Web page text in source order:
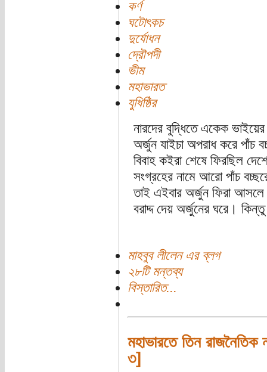
কর্ণ
ঘটোৎকচ
দুর্যোধন
দ্রৌপদী
ভীম
মহাভারত
যুধিষ্ঠির
নারদের বুদ্ধিতে একেক ভাইয়ের
অর্জুন যাইচা অপরাধ করে পাঁচ
বিবাহ কইরা শেষে ফিরছিল
সংগ্রহের নামে আরো পাঁচ
তাই এইবার অর্জুন ফিরা আসলে
বরাদ্দ দেয় অর্জুনের ঘরে।
মাহবুব লীলেন এর ব্লগ
২৮টি মন্তব্য
বিস্তারিত...
মহাভারতে তিন
৩]